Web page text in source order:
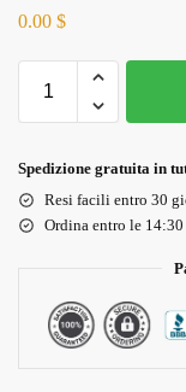
0.00 $
Spedizione gratuita in
Resi facili entro 30
Ordina entro le